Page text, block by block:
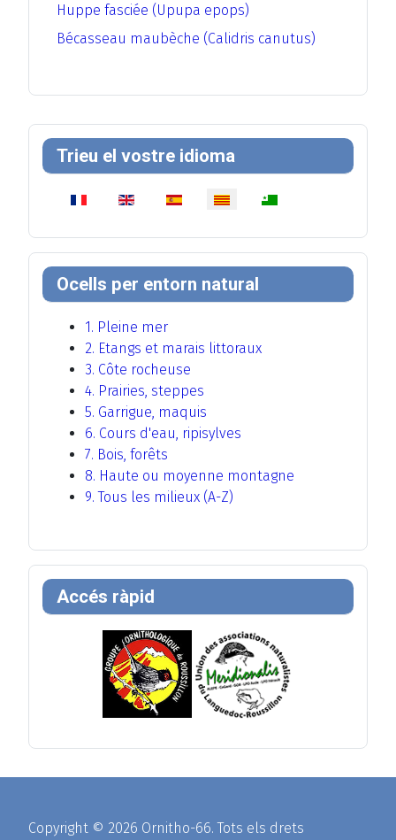
Trieu el vostre idioma
Seleccioni el seu idioma
Ocells per entorn natural
1. Pleine mer
2. Etangs et marais littoraux
3. Côte rocheuse
4. Prairies, steppes
5. Garrigue, maquis
6. Cours d'eau, ripisylves
7. Bois, forêts
8. Haute ou moyenne montagne
9. Tous les milieux (A-Z)
Accés ràpid
Huppe fasciée (Upupa epops)
Bécasseau maubèche (Calidris canutus)
Copyright © 2026 Ornitho-66. Tots els drets